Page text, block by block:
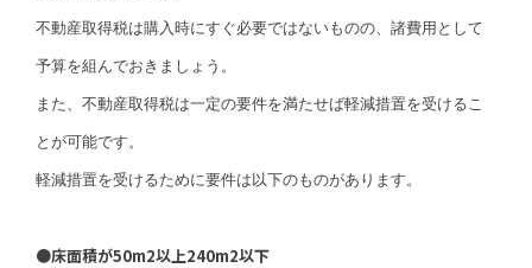
不動産取得税は購入時にすぐ必要ではないものの、諸費用として
予算を組んでおきましょう。
また、不動産取得税は一定の要件を満たせば軽減措置を受けるこ
とが可能です。
軽減措置を受けるために要件は以下のものがあります。
●床面積が50m2以上240m2以下